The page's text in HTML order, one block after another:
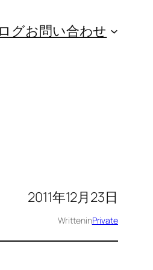
グお問い合わせ
2011年12月23日
WritteninPrivate